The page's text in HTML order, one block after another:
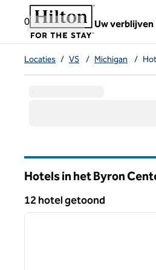
Ga door naar inhoud
0
Uw verblijven
,opent nieuw
Locaties / VS / Michigan /
Hotels in het Byron
12 hotel getoond
12 hotel getoond
1 van 12